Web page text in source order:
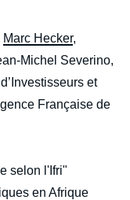
Marc Hecker,
Michel Severino,
et
Française de
selon l'Ifri"
en Afrique